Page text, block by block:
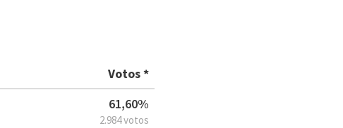
Votos *
61,60%
2.984 votos